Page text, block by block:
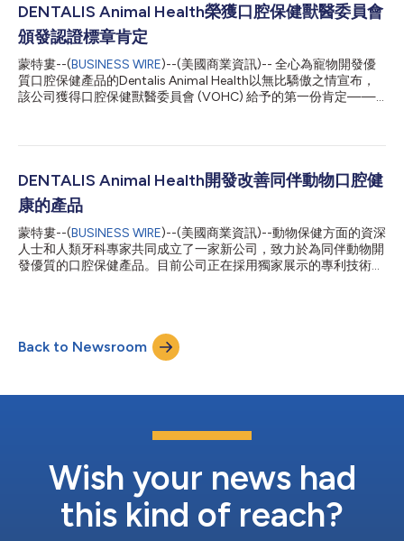
然潔牙棒榮獲VOHC®認證印章，並有科學數據支持，被譽為獸醫
口腔保健領域的佼佼者。 Dentalis牙膏——迄今為止第二款獲得
VOHC®認證的牙膏，為獸醫口腔保健樹立了新的標竿。 Dentalis
組合產品（兩種規格的牙膏+潔齒棒）——首款也是唯一一款榮獲
VOHC®認證的組合產品，展現了其在多模式口腔護理領域無與倫
比的功效。 根據所獲得的臨床資料，這三款產品皆有潛力成為寵
物口腔保健領域的首選產品。 Dentalis Animal Health總裁Kevin
DENTALIS Animal Health榮獲口腔保健獸醫委員會
頒發認證標章肯定
蒙特婁--(BUSINESS WIRE)--(美國商業資訊)-- 全心為寵物開發優
質口腔保健產品的Dentalis Animal Health以無比驕傲之情宣布，
該公司獲得口腔保健獸醫委員會 (VOHC) 給予的第一份肯定——
Sticks 本著照護愛犬口腔健康的初衷而設計。大量資料顯示該產品
它不僅有效，而且口味深受愛犬的歡迎。這款狗牙咀嚼棒有潛力成
為同類產品中的佼佼者。 「我們以歡欣之情向為毛小孩尋找最佳
照護的寵物主獻上這款狗牙咀嚼棒。它充分證明我們致力創新以謀
求寵物福祉的決心。」該公司總裁Kevin McDonnell說。 DENTALIS
並宣布該公司的產品開發計畫中尚有其他三款開發中的口腔保健產
品，包括一款專為愛貓設計的美味產品。 McDonnell預測
DENTALIS的業績將快速成長。 關於DENTALIS 我們努力探索新的
DENTALIS Animal Health開發改善同伴動物口腔健
康的產品
蒙特婁--(BUSINESS WIRE)--(美國商業資訊)--動物保健方面的資深
人士和人類牙科專家共同成立了一家新公司，致力於為同伴動物開
發優質的口腔保健產品。目前公司正在採用獨家展示的專利技術開
家，TetraGenx Animal Heath、Provetica AH和Vetio AH的共同創
辦人。 科學長Hansruedi Siegrist，前諾華動物保健公司(Novartis
Animal Health)全球技術開發主管和Elanco AH的管理顧問。 法規
總裁Kevin McDonnell表示：「擁有傲人業績的DENTALIS AH團隊
DENTALIS報告指出，有三款產品正在開發中。 McDonnell預測
Back to Newsroom
Wish your news had
this kind of reach?